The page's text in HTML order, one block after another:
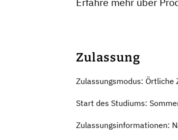
Zulassung
Zulassungsmodus: Örtliche
Start des Studiums:
Zulassungsinformationen: